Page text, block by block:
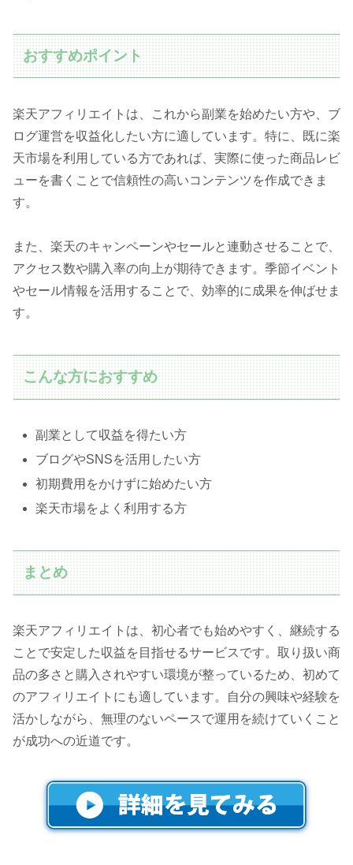
おすすめポイント
楽天アフィリエイトは、これから副業を始めたい方や、ブ
ログ運営を収益化したい方に適しています。特に、既に楽
天市場を利用している方であれば、実際に使った商品レビ
ューを書くことで信頼性の高いコンテンツを作成できま
す。
また、楽天のキャンペーンやセールと連動させることで、
アクセス数や購入率の向上が期待できます。季節イベント
やセール情報を活用することで、効率的に成果を伸ばせま
す。
こんな方におすすめ
副業として収益を得たい方
ブログやSNSを活用したい方
初期費用をかけずに始めたい方
楽天市場をよく利用する方
まとめ
楽天アフィリエイトは、初心者でも始めやすく、継続する
ことで安定した収益を目指せるサービスです。取り扱い商
品の多さと購入されやすい環境が整っているため、初めて
のアフィリエイトにも適しています。自分の興味や経験を
活かしながら、無理のないペースで運用を続けていくこと
が成功への近道です。